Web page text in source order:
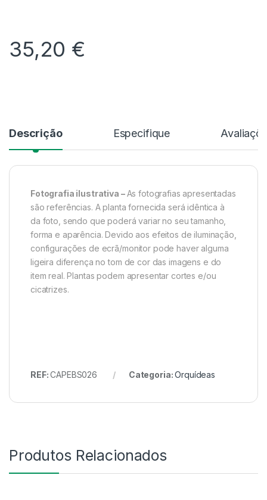
35,20 €
Descrição Especifique
Fotografia ilustrativa –As fotografias apresentadas
são referências. A planta fornecida será idêntica à
da foto, sendo que poderá variar no seu tamanho,
forma e aparência. Devido aos efeitos de iluminação,
configurações de ecrã/monitor pode haver alguma
ligeira diferença no tom de cor das imagens e do
item real. Plantas podem apresentar cortes e/ou
cicatrizes.
REF:CAPEBS026 Categoria:Orquídeas
Produtos Relacionados